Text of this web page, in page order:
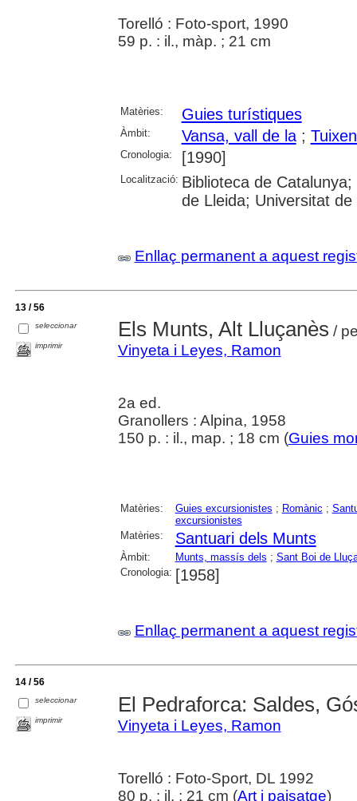
Torelló : Foto-sport, 1990
59 p. : il., màp. ; 21 cm
Matèries: Guies turístiques
Àmbit: Vansa, vall de la;
Cronologia: [1990]
Localització: Biblioteca de
de Lleida; Universitat
Enllaç permanent a aquest
13 / 56
seleccionar
imprimir
Els Munts, Alt Lluçanès /
Vinyeta i Leyes, Ramon
2a ed.
Granollers : Alpina, 1958
150 p. : il., map. ; 18 cm (Guies
Matèries: Guies excursionistes ; Romànic ;
excursionistes
Matèries:
Santuari dels Munts
Àmbit: Munts, massís dels ; Sant Boi de
Cronologia: [1958]
Enllaç permanent a aquest
14 / 56
seleccionar
imprimir
El Pedraforca: Saldes,
Vinyeta i Leyes, Ramon
Torelló : Foto-Sport, DL 1992
80 p. : il. ; 21 cm (Art i paisatge)